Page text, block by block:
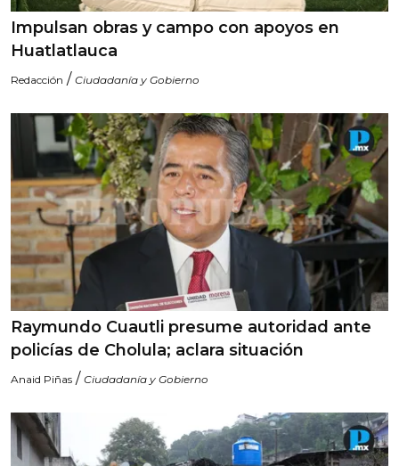
Impulsan obras y campo con apoyos en
Huatlatlauca
Redacción / Ciudadanía y Gobierno
Raymundo Cuautli presume autoridad ante
policías de Cholula; aclara situación
Anaid Piñas / Ciudadanía y Gobierno